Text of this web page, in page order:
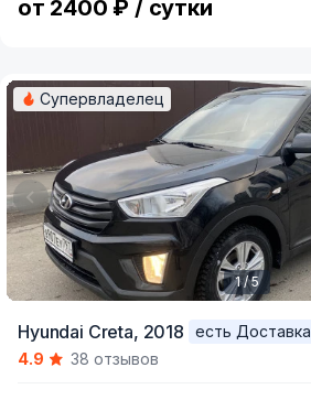
от 2400 ₽ / сутки
of
Супервладелец
1 / 5
Hyundai Creta, 2018
есть Доставка
4.9
38 отзывов